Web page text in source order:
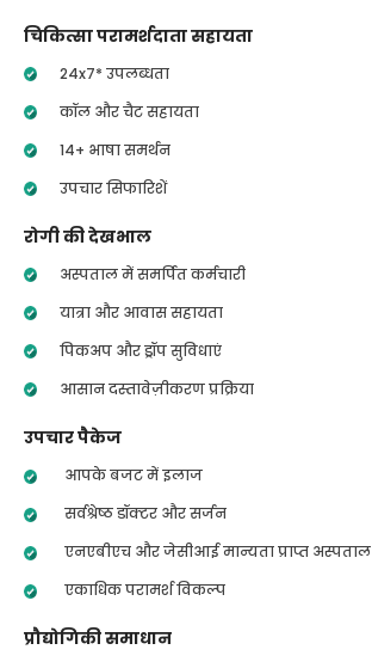
चिकित्सा परामर्शदाता सहायता
24x7* उपलब्धता
कॉल और चैट सहायता
14+ भाषा समर्थन
उपचार सिफारिशें
रोगी की देखभाल
अस्पताल में समर्पित कर्मचारी
यात्रा और आवास सहायता
पिकअप और ड्रॉप सुविधाएं
आसान दस्तावेज़ीकरण प्रक्रिया
उपचार पैकेज
आपके बजट में इलाज
सर्वश्रेष्ठ डॉक्टर और सर्जन
एनएबीएच और जेसीआई मान्यता प्राप्त अस्पताल
एकाधिक परामर्श विकल्प
प्रौद्योगिकी समाधान